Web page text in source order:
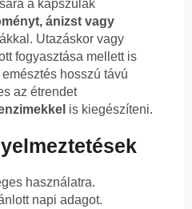
a kapszulák
ánizst vagy
Utazáskor vagy
fogyasztása mellett is
hosszú távú
az étrendet
is kiegészíteni.
használatra.
napi adagot.